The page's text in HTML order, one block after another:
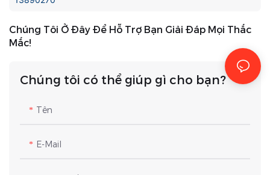
Chúng Tôi Ở Đây Để Hỗ Trợ Bạn Giải Đáp Mọi Thắc
Mắc!
Chúng tôi có thể giúp gì cho bạn?
Tên
E-Mail